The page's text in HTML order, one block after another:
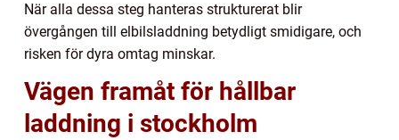
När alla dessa steg hanteras strukturerat blir
övergången till elbilsladdning betydligt smidigare, och
risken för dyra omtag minskar.
Vägen framåt för hållbar
laddning i stockholm